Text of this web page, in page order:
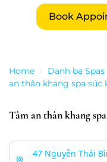
Book
Home Danh bạ Spas
an thân khang spa sức
Tâm an thân khang
47 Nguyễn Thái